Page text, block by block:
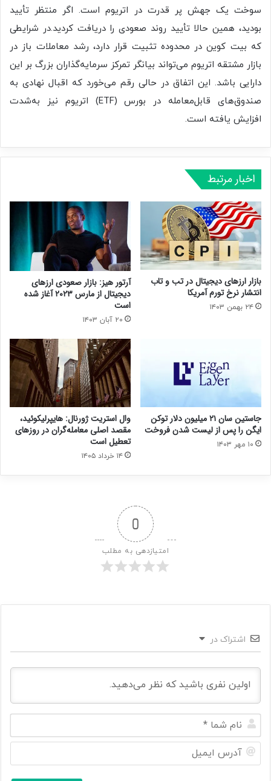
سوخت یک جهش پر قدرت در اتریوم است. اگر منتظر تأیید
بودید، همین حالا تأیید روند صعودی را دریافت کردید.در شرایطی
که بیت‌ کوین در محدوده تثبیت قرار دارد، رشد معاملات باز در
بازار مشتقه اتریوم می‌تواند بیانگر تمرکز سرمایه‌گذاران بزرگ بر این
دارایی باشد. این اتفاق در حالی رقم می‌خورد که اقبال نهادی به
صندوق‌های قابل‌معامله در بورس (ETF) اتریوم نیز به‌شدت
افزایش یافته است.
اخبار مرتبط
بازار ارزهای دیجیتال در تب و تاب
انتشار نرخ تورم آمریکا
۲۴ بهمن ۱۴۰۳
آرتور هیز: بازار صعودی ارزهای
دیجیتال از مارس ۲۰۲۳ آغاز شده
است
۲۰ آبان ۱۴۰۳
جاستین سان ۲۱ میلیون دلار توکن
ایگن را پس از لیست شدن فروخت
۱۰ مهر ۱۴۰۳
وال استریت ژورنال: هایپرلیکوئید،
مقصد اصلی معامله‌گران در روزهای
تعطیل است
۱۴ خرداد ۱۴۰۵
0
امتیازدهی به مطلب
اشتراک در
م
م